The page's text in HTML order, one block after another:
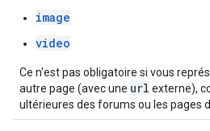
image
video
Ce n'est pas obligatoire si vous
autre page (avec une url externe),
ultérieures des forums ou les pages